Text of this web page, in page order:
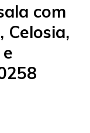
com
Celosia,